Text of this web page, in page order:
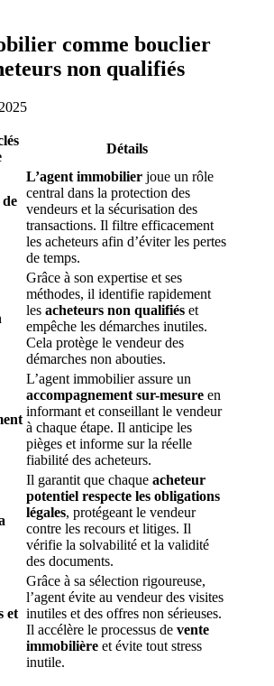
comme bouclier
non qualifiés
Détails
L’agent immobilier joue un rôle
central dans la protection des
vendeurs et la sécurisation des
transactions. Il filtre efficacement
les acheteurs afin d’éviter les pertes
de temps.
Grâce à son expertise et ses
méthodes, il identifie rapidement
les acheteurs non qualifiés et
empêche les démarches inutiles.
Cela protège le vendeur des
démarches non abouties.
L’agent immobilier assure un
accompagnement sur-mesure en
informant et conseillant le vendeur
à chaque étape. Il anticipe les
pièges et informe sur la réelle
fiabilité des acheteurs.
Il garantit que chaque acheteur
potentiel respecte les obligations
légales, protégeant le vendeur
contre les recours et litiges. Il
vérifie la solvabilité et la validité
des documents.
et
Grâce à sa sélection rigoureuse,
l’agent évite au vendeur des visites
inutiles et des offres non sérieuses.
Il accélère le processus de vente
immobilière et évite tout stress
inutile.